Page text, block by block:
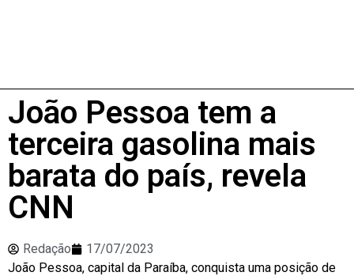
João Pessoa tem a
terceira gasolina mais
barata do país, revela
CNN
Redação
17/07/2023
João Pessoa, capital da Paraíba, conquista uma posição de